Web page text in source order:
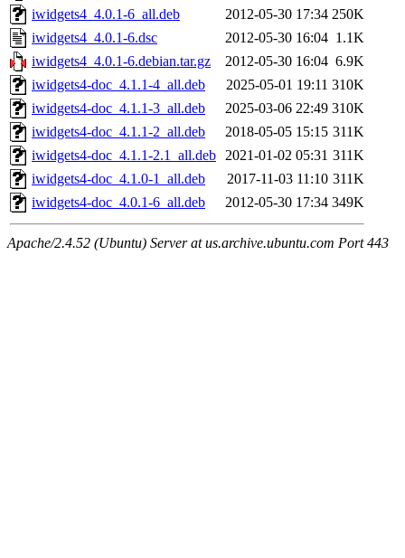
iwidgets4_4.0.1-6_all.deb
2012-05-30 17:34 250K
iwidgets4_4.0.1-6.dsc
2012-05-30 16:04 1.1K
iwidgets4_4.0.1-6.debian.tar.gz
2012-05-30 16:04 6.9K
iwidgets4-doc_4.1.1-4_all.deb
2025-05-01 19:11 310K
iwidgets4-doc_4.1.1-3_all.deb
2025-03-06 22:49 310K
iwidgets4-doc_4.1.1-2_all.deb
2018-05-05 15:15 311K
iwidgets4-doc_4.1.1-2.1_all.deb 2021-01-02 05:31 311K
iwidgets4-doc_4.1.0-1_all.deb
2017-11-03 11:10 311K
iwidgets4-doc_4.0.1-6_all.deb
2012-05-30 17:34 349K
Apache/2.4.52 (Ubuntu) Server at us.archive.ubuntu.com Port 443